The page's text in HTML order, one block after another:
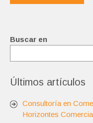
Buscar en
Últimos artículos
Consultoría en
Horizontes